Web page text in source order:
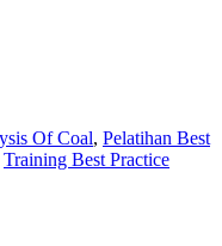
Of Coal, Pelatihan Best
Training Best Practice